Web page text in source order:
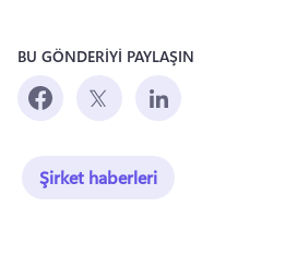
BU GÖNDERİYİ PAYLAŞIN
Şirket haberleri